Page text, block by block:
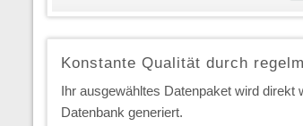
Konstante Qualität durch
Ihr ausgewähltes Datenpaket wird
Datenbank generiert.